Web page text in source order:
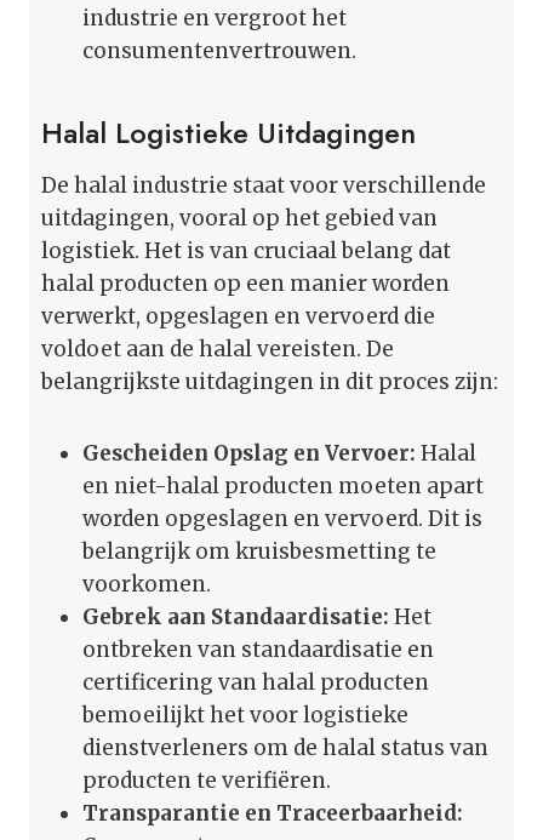
industrie en vergroot het
consumentenvertrouwen.
Halal Logistieke Uitdagingen
De halal industrie staat voor verschillende
uitdagingen, vooral op het gebied van
logistiek. Het is van cruciaal belang dat
halal producten op een manier worden
verwerkt, opgeslagen en vervoerd die
voldoet aan de halal vereisten. De
belangrijkste uitdagingen in dit proces zijn:
Gescheiden Opslag en Vervoer: Halal
en niet-halal producten moeten apart
worden opgeslagen en vervoerd. Dit is
belangrijk om kruisbesmetting te
voorkomen.
Gebrek aan Standaardisatie: Het
ontbreken van standaardisatie en
certificering van halal producten
bemoeilijkt het voor logistieke
dienstverleners om de halal status van
producten te verifiëren.
Transparantie en Traceerbaarheid: